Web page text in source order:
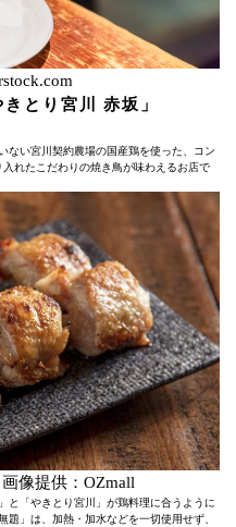
とり宮川 赤坂」
ない宮川契約農場の国産鶏を使った、コン
れたこだわりの焼き鳥が味わえるお店で
像提供：OZmall
と「やきとり宮川」が鶏料理に合うように
」は、加熱・加水などを一切使用せず、